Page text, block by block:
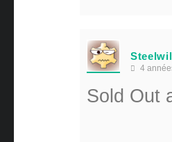
4
Sold Out